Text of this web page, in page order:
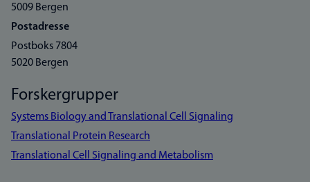
5009 Bergen
Postadresse
Postboks 7804
5020 Bergen
Forskergrupper
Systems Biology and Translational Cell Signaling
Translational Protein Research
Translational Cell Signaling and Metabolism